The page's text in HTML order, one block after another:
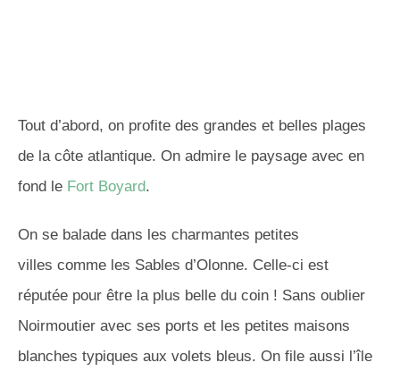
Tout d’abord, on profite des grandes et belles plages
de la côte atlantique. On admire le paysage avec en
fond le Fort Boyard.
On se balade dans les charmantes petites
villes comme les Sables d’Olonne. Celle-ci est
réputée pour être la plus belle du coin ! Sans oublier
Noirmoutier avec ses ports et les petites maisons
blanches typiques aux volets bleus. On file aussi l’île